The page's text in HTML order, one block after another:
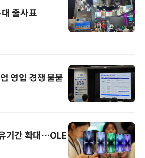
출사표
영입 경쟁 불붙
기간 확대…OLE